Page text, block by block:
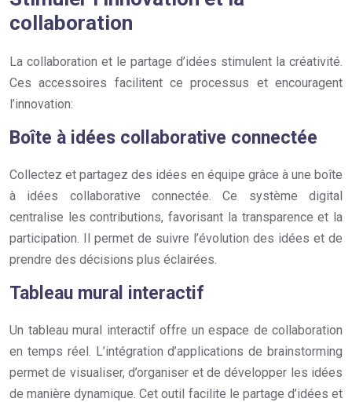
collaboration
La collaboration et le partage d’idées stimulent la créativité.
Ces accessoires facilitent ce processus et encouragent
l’innovation:
Boîte à idées collaborative connectée
Collectez et partagez des idées en équipe grâce à une boîte
à idées collaborative connectée. Ce système digital
centralise les contributions, favorisant la transparence et la
participation. Il permet de suivre l’évolution des idées et de
prendre des décisions plus éclairées.
Tableau mural interactif
Un tableau mural interactif offre un espace de collaboration
en temps réel. L’intégration d’applications de brainstorming
permet de visualiser, d’organiser et de développer les idées
de manière dynamique. Cet outil facilite le partage d’idées et